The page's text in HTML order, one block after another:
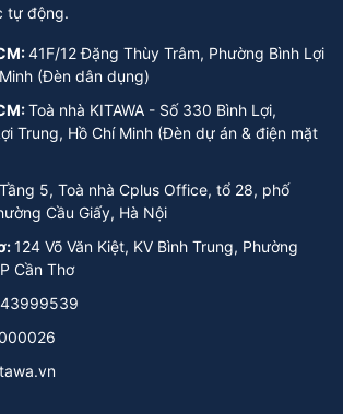
tự động.
41F/12 Đặng Thùy Trâm, Phường Bình Lợi
(Đèn dân dụng)
Toà nhà KITAWA - Số 330 Bình Lợi,
Trung, Hồ Chí Minh (Đèn dự án & điện mặt
Tầng 5, Toà nhà Cplus Office, tổ 28, phố
Cầu Giấy, Hà Nội
124 Võ Văn Kiệt, KV Bình Trung, Phường
Cần Thơ